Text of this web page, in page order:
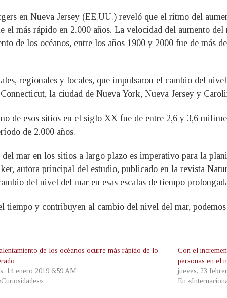
en Nueva Jersey (EE.UU.) reveló que el ritmo del
el más rápido en 2.000 años. La velocidad del aumento
de los océanos, entre los años 1900 y 2000 fue de más
regionales y locales, que impulsaron el cambio del
la ciudad de Nueva York, Nueva Jersey y
de esos sitios en el siglo XX fue de entre 2,6 y 3,6
de 2.000 años.
mar en los sitios a largo plazo es imperativo para la
autora principal del estudio, publicado en la revista
del nivel del mar en esas escalas de tiempo
tiempo y contribuyen al cambio del nivel del mar,
de los océanos ocurre más rápido de lo
14 enero 2019 6:59 AM
Con el
personas en el
jueves, 23
En